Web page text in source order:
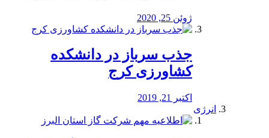
ژوئن 25, 2020
جذب سرباز در دانشکده
کشاورزی کرج
اکتبر 21, 2019
انرژی